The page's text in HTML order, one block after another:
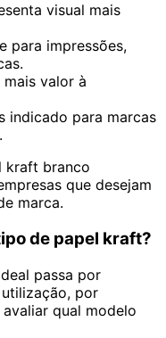
visual mais
para impressões,
mais valor à
indicado para marcas
kraft branco
que desejam
marca.
de papel kraft?
passa por
por
qual modelo